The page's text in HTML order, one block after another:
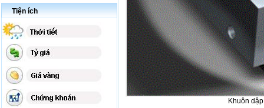
Tiện ích
Khuôn